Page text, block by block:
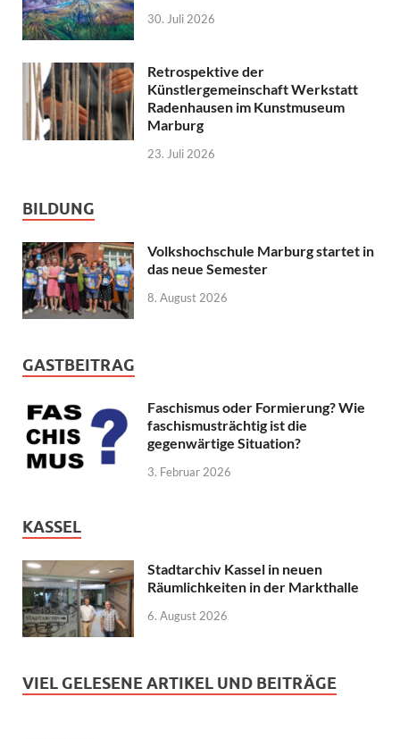
30. Juli 2026
Retrospektive der
Künstlergemeinschaft Werkstatt
Radenhausen im Kunstmuseum
Marburg
23. Juli 2026
BILDUNG
Volkshochschule Marburg startet in
das neue Semester
8. August 2026
GASTBEITRAG
Faschismus oder Formierung? Wie
faschismusträchtig ist die
gegenwärtige Situation?
3. Februar 2026
KASSEL
Stadtarchiv Kassel in neuen
Räumlichkeiten in der Markthalle
6. August 2026
VIEL GELESENE ARTIKEL UND BEITRÄGE